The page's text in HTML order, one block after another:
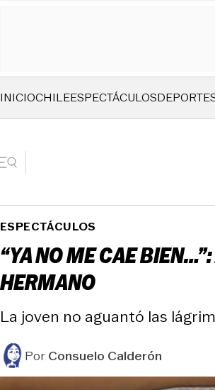
INICIOCHILEESPECTÁCULOS
ESPECTÁCULOS
“YA NO ME CAE
HERMANO
La joven no aguantó las
PorConsuelo Calderón